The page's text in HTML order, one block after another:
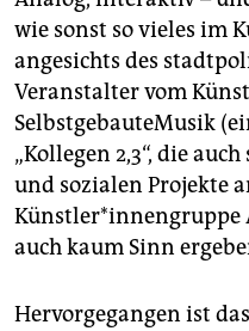
wie sonst so vieles im
angesichts des
Veranstalter vom
SelbstgebauteMusik
„Kollegen 2,3“, die
und sozialen Projekte
Künstler*innengruppe
auch kaum Sinn
Hervorgegangen ist